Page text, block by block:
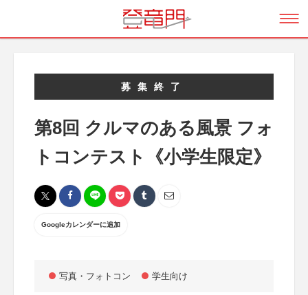
募集終了
第8回 クルマのある風景 フォ
トコンテスト《小学生限定》
Googleカレンダーに追加
写真・フォトコン 学生向け